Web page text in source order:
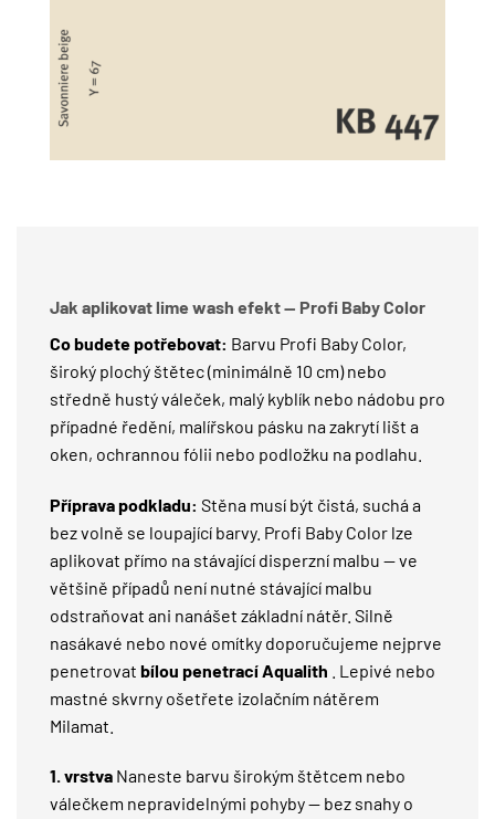
Jak aplikovat lime wash efekt — Profi Baby Color
Co budete potřebovat: Barvu Profi Baby Color,
široký plochý štětec (minimálně 10 cm) nebo
středně hustý váleček, malý kyblík nebo nádobu pro
případné ředění, malířskou pásku na zakrytí lišt a
oken, ochrannou fólii nebo podložku na podlahu.
Příprava podkladu: Stěna musí být čistá, suchá a
bez volně se loupající barvy. Profi Baby Color lze
aplikovat přímo na stávající disperzní malbu — ve
většině případů není nutné stávající malbu
odstraňovat ani nanášet základní nátěr. Silně
nasákavé nebo nové omítky doporučujeme nejprve
penetrovat bílou penetrací Aqualith . Lepivé nebo
mastné skvrny ošetřete izolačním nátěrem
Milamat
1. vrstva Naneste barvu širokým štětcem nebo
válečkem nepravidelnými pohyby — bez snahy o